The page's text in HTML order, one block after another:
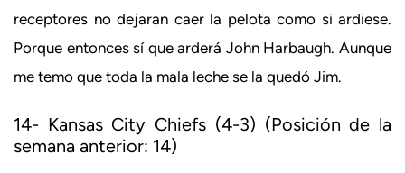
receptores no dejaran caer la pelota como si ardiese.
Porque entonces sí que arderá John Harbaugh. Aunque
me temo que toda la mala leche se la quedó Jim.
14- Kansas City Chiefs (4-3) (Posición de la
semana anterior: 14)